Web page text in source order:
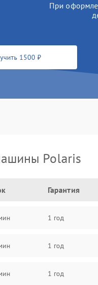
При
1500 ₽
Polaris
Гарантия
1 год
1 год
1 год